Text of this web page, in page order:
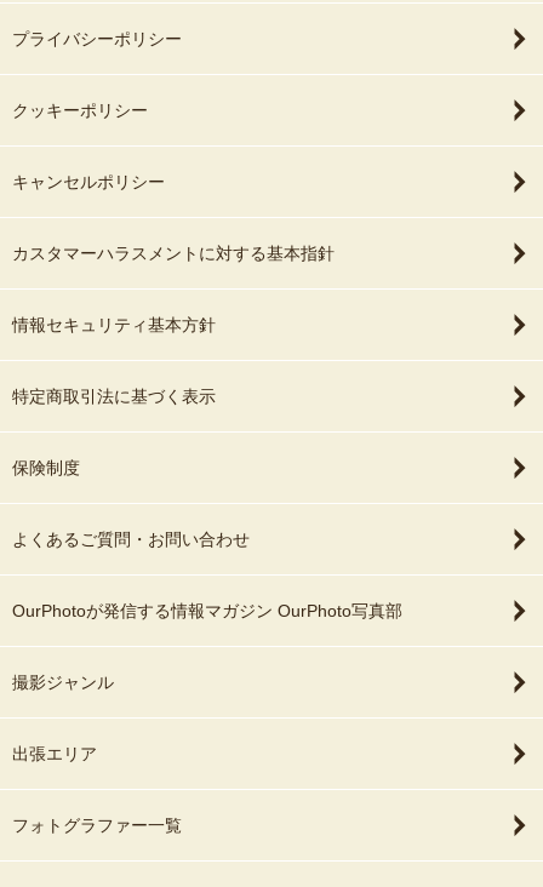
プライバシーポリシー
クッキーポリシー
キャンセルポリシー
カスタマーハラスメントに対する基本指針
情報セキュリティ基本方針
特定商取引法に基づく表示
保険制度
よくあるご質問・お問い合わせ
OurPhotoが発信する情報マガジン OurPhoto写真部
撮影ジャンル
出張エリア
フォトグラファー一覧